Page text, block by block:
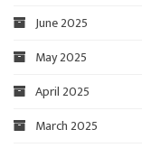
June 2025
May 2025
April 2025
March 2025